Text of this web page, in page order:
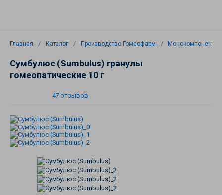
Главная Каталог Производство Гомеофарм
Сумбулюс (Sumbulus) гранулы
гомеопатические 10 г
47 отзывов